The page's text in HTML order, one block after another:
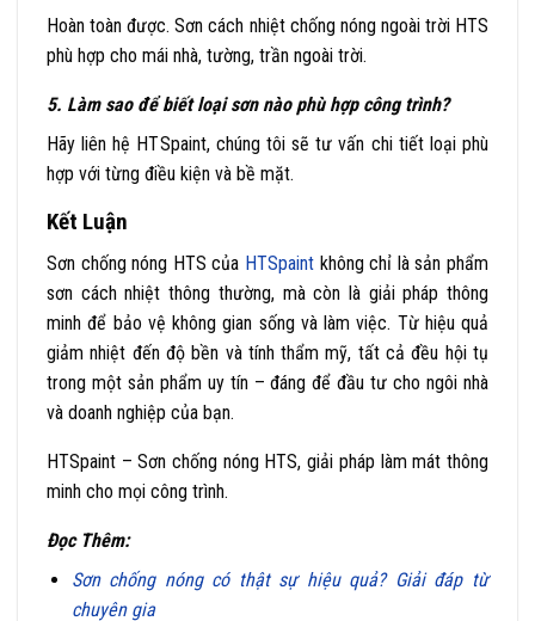
Hoàn toàn được. Sơn cách nhiệt chống nóng ngoài trời HTS
phù hợp cho mái nhà, tường, trần ngoài trời.
5. Làm sao để biết loại sơn nào phù hợp công trình?
Hãy liên hệ HTSpaint, chúng tôi sẽ tư vấn chi tiết loại phù
hợp với từng điều kiện và bề mặt.
Kết Luận
Sơn chống nóng HTS của HTSpaint không chỉ là sản phẩm
sơn cách nhiệt thông thường, mà còn là giải pháp thông
minh để bảo vệ không gian sống và làm việc. Từ hiệu quả
giảm nhiệt đến độ bền và tính thẩm mỹ, tất cả đều hội tụ
trong một sản phẩm uy tín – đáng để đầu tư cho ngôi nhà
và doanh nghiệp của bạn.
HTSpaint – Sơn chống nóng HTS, giải pháp làm mát thông
minh cho mọi công trình.
Đọc Thêm:
Sơn chống nóng có thật sự hiệu quả? Giải đáp từ
chuyên gia